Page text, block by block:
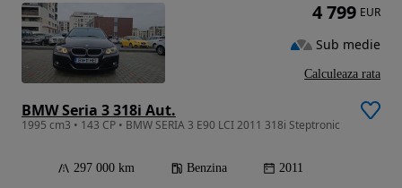
BMW Seria 3 318i Aut.
1995 cm3 • 143 CP • BMW SERIA 3 E90 LCI 2011 318i Steptronic
297 000 km Benzina 2011
4 799 EUR
Sub medie
Calculeaza rata